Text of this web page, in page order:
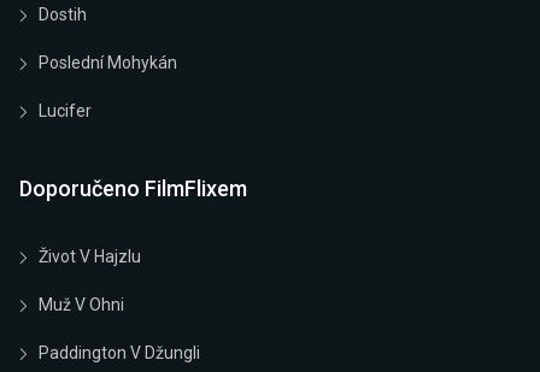
Dostih
Poslední Mohykán
Lucifer
Doporučeno FilmFlixem
Život V Hajzlu
Muž V Ohni
Paddington V Džungli